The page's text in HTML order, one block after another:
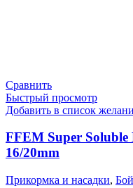
Сравнить
Быстрый просмотр
Добавить в список
FFEM Super Soluble
16/20mm
Прикормка и насадки,